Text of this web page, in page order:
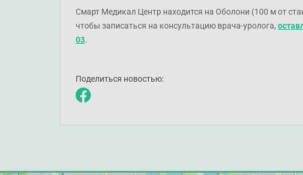
Смарт Медикал Центр находится на Оболони (100 м от
чтобы записаться на консультацию врача-уролога,
03.
Поделиться новостью: